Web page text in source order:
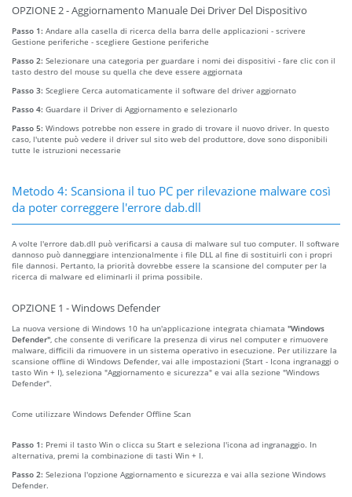
OPZIONE 2 - Aggiornamento Manuale Dei Driver Del Dispositivo
Passo 1: Andare alla casella di ricerca della barra delle applicazioni - scrivere
Gestione periferiche - scegliere Gestione periferiche
Passo 2: Selezionare una categoria per guardare i nomi dei dispositivi - fare clic con il
tasto destro del mouse su quella che deve essere aggiornata
Passo 3: Scegliere Cerca automaticamente il software del driver aggiornato
Passo 4: Guardare il Driver di Aggiornamento e selezionarlo
Passo 5: Windows potrebbe non essere in grado di trovare il nuovo driver. In questo
caso, l'utente può vedere il driver sul sito web del produttore, dove sono disponibili
tutte le istruzioni necessarie
Metodo 4: Scansiona il tuo PC per rilevazione malware così
da poter correggere l'errore dab.dll
A volte l'errore dab.dll può verificarsi a causa di malware sul tuo computer. Il software
dannoso può danneggiare intenzionalmente i file DLL al fine di sostituirli con i propri
file dannosi. Pertanto, la priorità dovrebbe essere la scansione del computer per la
ricerca di malware ed eliminarli il prima possibile.
OPZIONE 1 - Windows Defender
La nuova versione di Windows 10 ha un'applicazione integrata chiamata "Windows
Defender" , che consente di verificare la presenza di virus nel computer e rimuovere
malware, difficili da rimuovere in un sistema operativo in esecuzione. Per utilizzare la
scansione offline di Windows Defender, vai alle impostazioni (Start - Icona ingranaggi o
tasto Win + I), seleziona "Aggiornamento e sicurezza" e vai alla sezione "Windows
Defender".
Come utilizzare Windows Defender Offline Scan
Passo 1: Premi il tasto Win o clicca su Start e seleziona l'icona ad ingranaggio. In
alternativa, premi la combinazione di tasti Win + I.
Passo 2: Seleziona l'opzione Aggiornamento e sicurezza e vai alla sezione Windows
Defender.